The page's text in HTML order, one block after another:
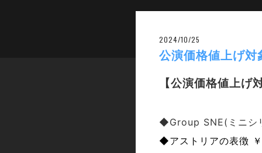
2024/10/25
公演価格値上げ対
【公演価格値上げ
◆Group SNE(ミニ
◆アストリアの表徴